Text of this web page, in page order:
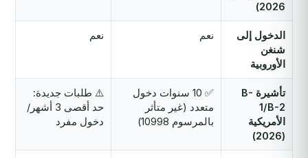
2026)
الدخول إلى
شنغن
الأوروبية
نعم نعم
تأشيرة B-
1/B-2
الأمريكية
(2026)
✅ 10 سنوات دخول
متعدد (غير متأثر
بالمرسوم 10998)
⚠️ طلبات جديدة:
حد أقصى 3 أشهر/
دخول مفرد